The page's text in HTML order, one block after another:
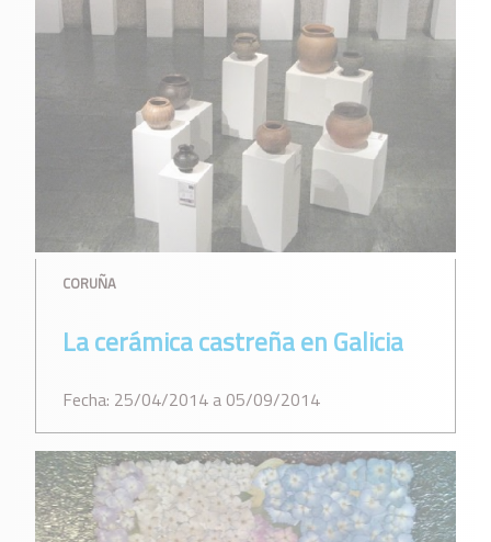
CORUÑA
La cerámica castreña en Galicia
Fecha: 25/04/2014 a 05/09/2014